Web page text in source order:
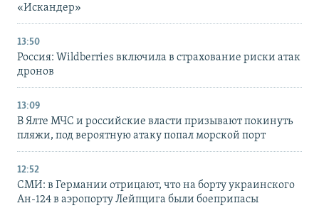
«Искандер»
13:50
Россия: Wildberries включила в страхование риски атак
дронов
13:09
В Ялте МЧС и российские власти призывают покинуть
пляжи, под вероятную атаку попал морской порт
12:52
СМИ: в Германии отрицают, что на борту украинского
Ан-124 в аэропорту Лейпцига были боеприпасы